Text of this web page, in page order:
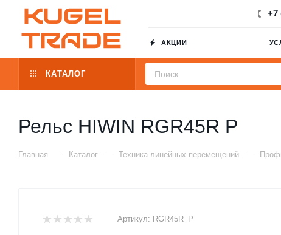
+7
АКЦИИ
КАТАЛОГ
Рельс HIWIN RGR45R P
Главная — Каталог — Техника линейных перемещений —
Артикул: RGR45R_P